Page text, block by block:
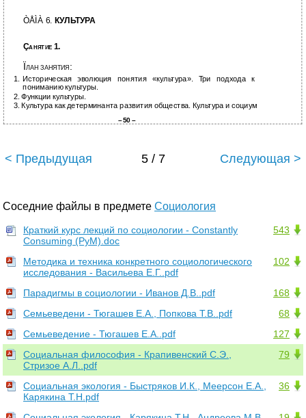
ÒÅÌÀ 6. КУЛЬТУРА
ÇАНЯТИЕ1.
Ï ЛАН ЗАНЯТИЯ :
1. Историческая эволюция понятия «культура». Три подхода к
пониманию культуры.
2. Функции культуры.
3. Культура как детерминанта развития общества. Культура и социум
–50 –
< Предыдущая 5 / 7 Следующая >
Соседние файлы в предмете Социология
543
Краткий курс лекций по социологии - Constantly
Consuming (PyM).doc
102
Методика и техника конкретного социологического
исследования - Васильева Е.Г..pdf
168
Парадигмы в социологии - Иванов Д.В..pdf
68
Семьеведени - Тюгашев Е.А., Попкова Т.В..pdf
127
Семьеведение - Тюгашев Е.А..pdf
79
Социальная философия - Крапивенский С.Э.,
Стризое А.Л..pdf
36
Социальная экология - Быстряков И.К., Меерсон Е.А.,
Карякина Т.Н.pdf